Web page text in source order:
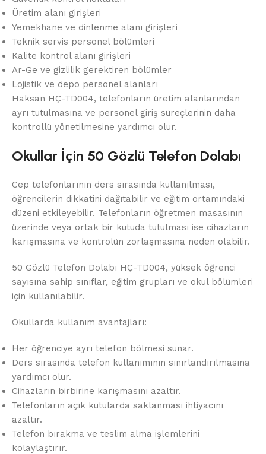
Üretim alanı girişleri
Yemekhane ve dinlenme alanı girişleri
Teknik servis personel bölümleri
Kalite kontrol alanı girişleri
Ar-Ge ve gizlilik gerektiren bölümler
Lojistik ve depo personel alanları
Haksan HÇ-TD004, telefonların üretim alanlarından
ayrı tutulmasına ve personel giriş süreçlerinin daha
kontrollü yönetilmesine yardımcı olur.
Okullar İçin 50 Gözlü Telefon Dolabı
Cep telefonlarının ders sırasında kullanılması,
öğrencilerin dikkatini dağıtabilir ve eğitim ortamındaki
düzeni etkileyebilir. Telefonların öğretmen masasının
üzerinde veya ortak bir kutuda tutulması ise cihazların
karışmasına ve kontrolün zorlaşmasına neden olabilir.
50 Gözlü Telefon Dolabı HÇ-TD004, yüksek öğrenci
sayısına sahip sınıflar, eğitim grupları ve okul bölümleri
için kullanılabilir.
Okullarda kullanım avantajları:
Her öğrenciye ayrı telefon bölmesi sunar.
Ders sırasında telefon kullanımının sınırlandırılmasına
yardımcı olur.
Cihazların birbirine karışmasını azaltır.
Telefonların açık kutularda saklanması ihtiyacını
azaltır.
Telefon bırakma ve teslim alma işlemlerini
kolaylaştırır.